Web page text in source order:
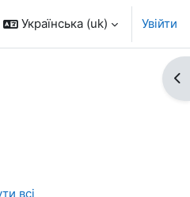
Українська ‎(uk)‎ Увійти
всі